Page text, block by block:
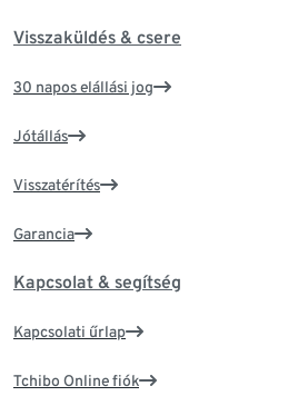
Visszaküldés & csere
30 napos elállási jog
Jótállás
Visszatérítés
Garancia
Kapcsolat & segítség
Kapcsolati űrlap
Tchibo Online fiók